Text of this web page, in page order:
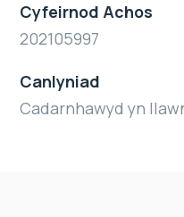
Cyfeirnod Achos
202105997
Canlyniad
Cadarnhawyd yn